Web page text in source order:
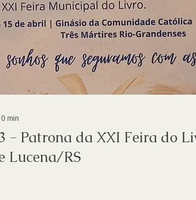
0 min
- Patrona da XXI Feira do
Lucena/RS